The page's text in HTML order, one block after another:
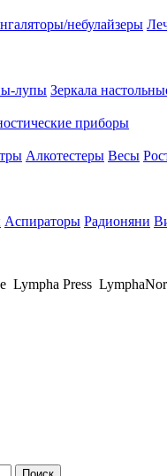
небулайзеры
лупы Зеркала
приборы
Алкотестеры Весы
Аспираторы Радионяни
Lympha Рress